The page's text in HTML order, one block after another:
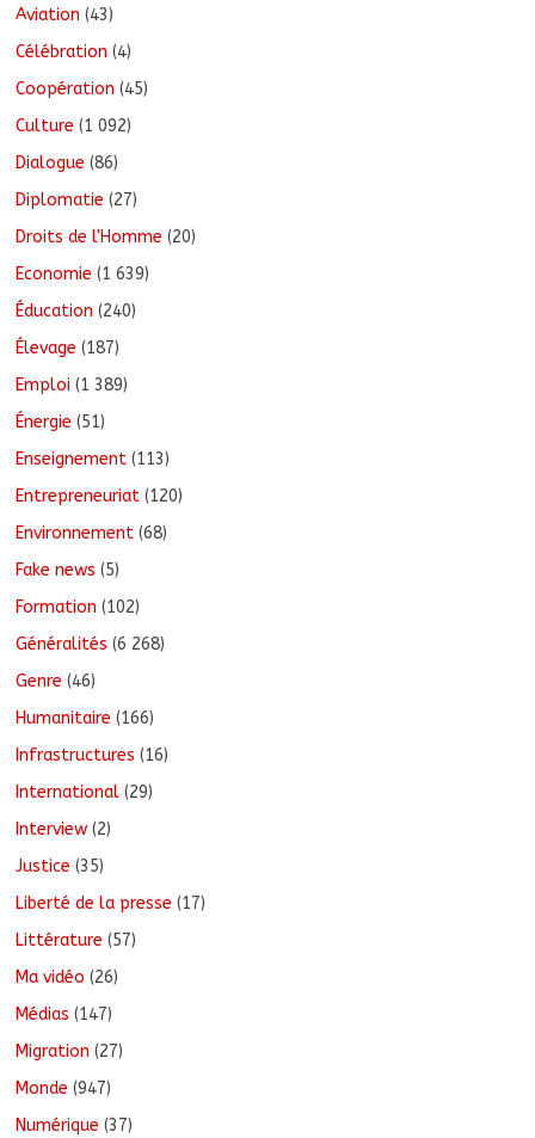
Aviation (43)
Célébration (4)
Coopération (45)
Culture (1 092)
Dialogue (86)
Diplomatie (27)
Droits de l'Homme (20)
Economie (1 639)
Éducation (240)
Élevage (187)
Emploi (1 389)
Énergie (51)
Enseignement (113)
Entrepreneuriat (120)
Environnement (68)
Fake news (5)
Formation (102)
Généralités (6 268)
Genre (46)
Humanitaire (166)
Infrastructures (16)
International (29)
Interview (2)
Justice (35)
Liberté de la presse (17)
Littérature (57)
Ma vidéo (26)
Médias (147)
Migration (27)
Monde (947)
Numérique (37)